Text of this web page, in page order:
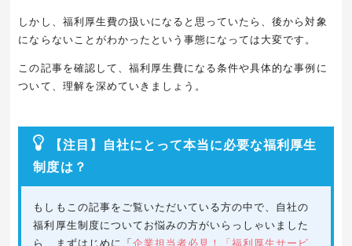
しかし、福利厚生費の扱いになると思っていたら、後から対象
にならないことがわかったという事態になっては大変です。
この記事を確認して、福利厚生費になる条件や具体的な事例に
ついて、理解を深めていきましょう。
【注目】自社にとって本当に必要な福利厚生
制度は？
もしもこの記事をご覧いただいている方の中で、自社の
福利厚生制度についてお悩みの方がいらっしゃいました
ら、まずはじめに「企業担当者必見！「福利厚生サービ